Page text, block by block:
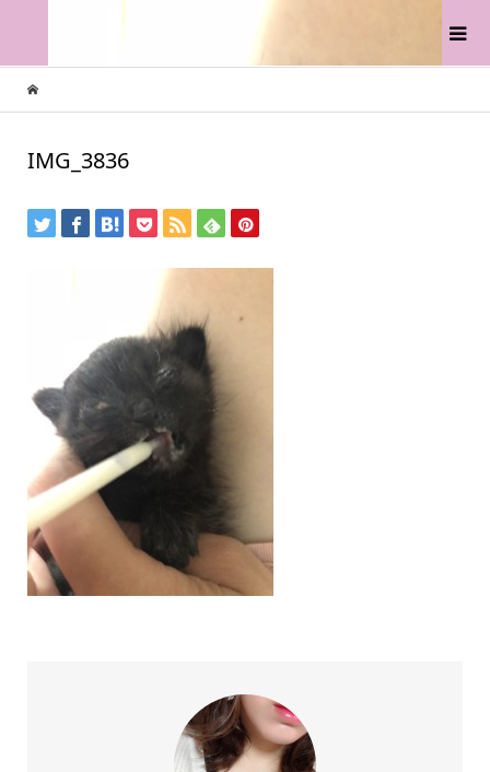
IMG_3836